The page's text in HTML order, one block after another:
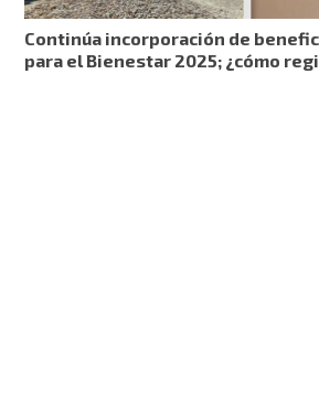
Continúa incorporación de
para el Bienestar 2025; ¿cómo